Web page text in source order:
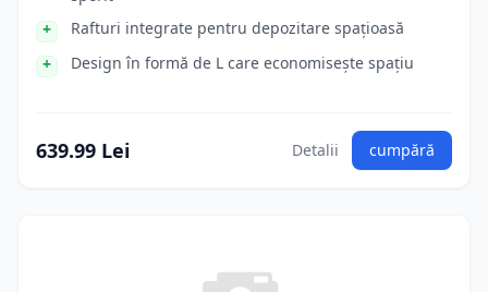
Rafturi integrate pentru depozitare spațioasă
Design în formă de L care economisește spațiu
639.99 Lei Detalii cumpără